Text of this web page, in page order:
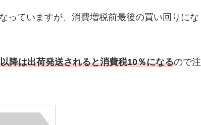
っていますが、消費増税前最後の買い回りにな
降は出荷発送されると消費税10％になるので注